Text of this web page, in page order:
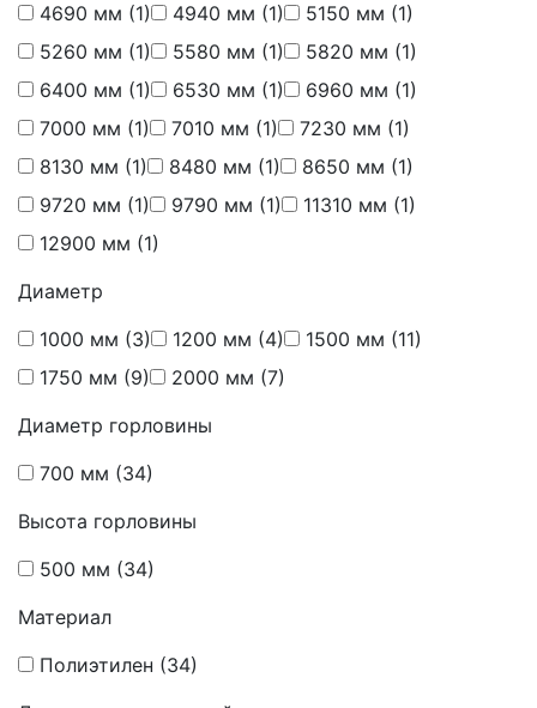
4690 мм (1) 4940 мм (1) 5150 мм (1)
5260 мм (1) 5580 мм (1) 5820 мм (1)
6400 мм (1) 6530 мм (1) 6960 мм (1)
7000 мм (1) 7010 мм (1) 7230 мм (1)
8130 мм (1) 8480 мм (1) 8650 мм (1)
9720 мм (1) 9790 мм (1) 11310 мм (1)
12900 мм (1)
Диаметр
1000 мм (3) 1200 мм (4) 1500 мм (11)
1750 мм (9) 2000 мм (7)
Диаметр горловины
700 мм (34)
Высота горловины
500 мм (34)
Материал
Полиэтилен (34)